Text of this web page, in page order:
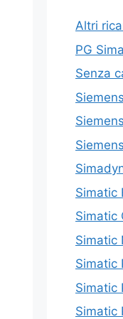
Altri
PG
Senza
Simatic
Simatic
Simatic
Simatic
Simatic
Simatic